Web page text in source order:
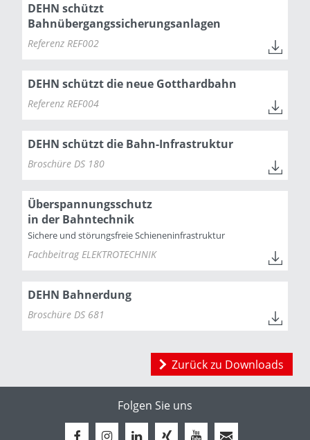
DEHN schützt
Bahnübergangssicherungsanlagen
Referenz REF002
DEHN schützt die neue Gotthardbahn
Referenz REF004
DEHN schützt die Bahn-Infrastruktur
Broschüre DS 180
Überspannungsschutz
in der Bahntechnik
Sichere und störungsfreie Schieneninfrastruktur
Fachbeitrag ELEKTROTECHNIK
DEHN Bahnerdung
Broschüre DS 681
Zurück zu Downloads
Folgen Sie uns